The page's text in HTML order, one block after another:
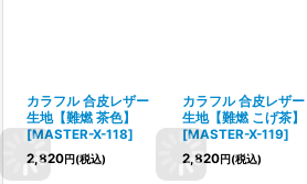
カラフル 合皮レザー
生地【難燃 茶色】
[MASTER-X-118]
2,820円(税込)
カラフル 合皮レザー
生地【難燃 こげ茶】
[MASTER-X-119]
2,820円(税込)